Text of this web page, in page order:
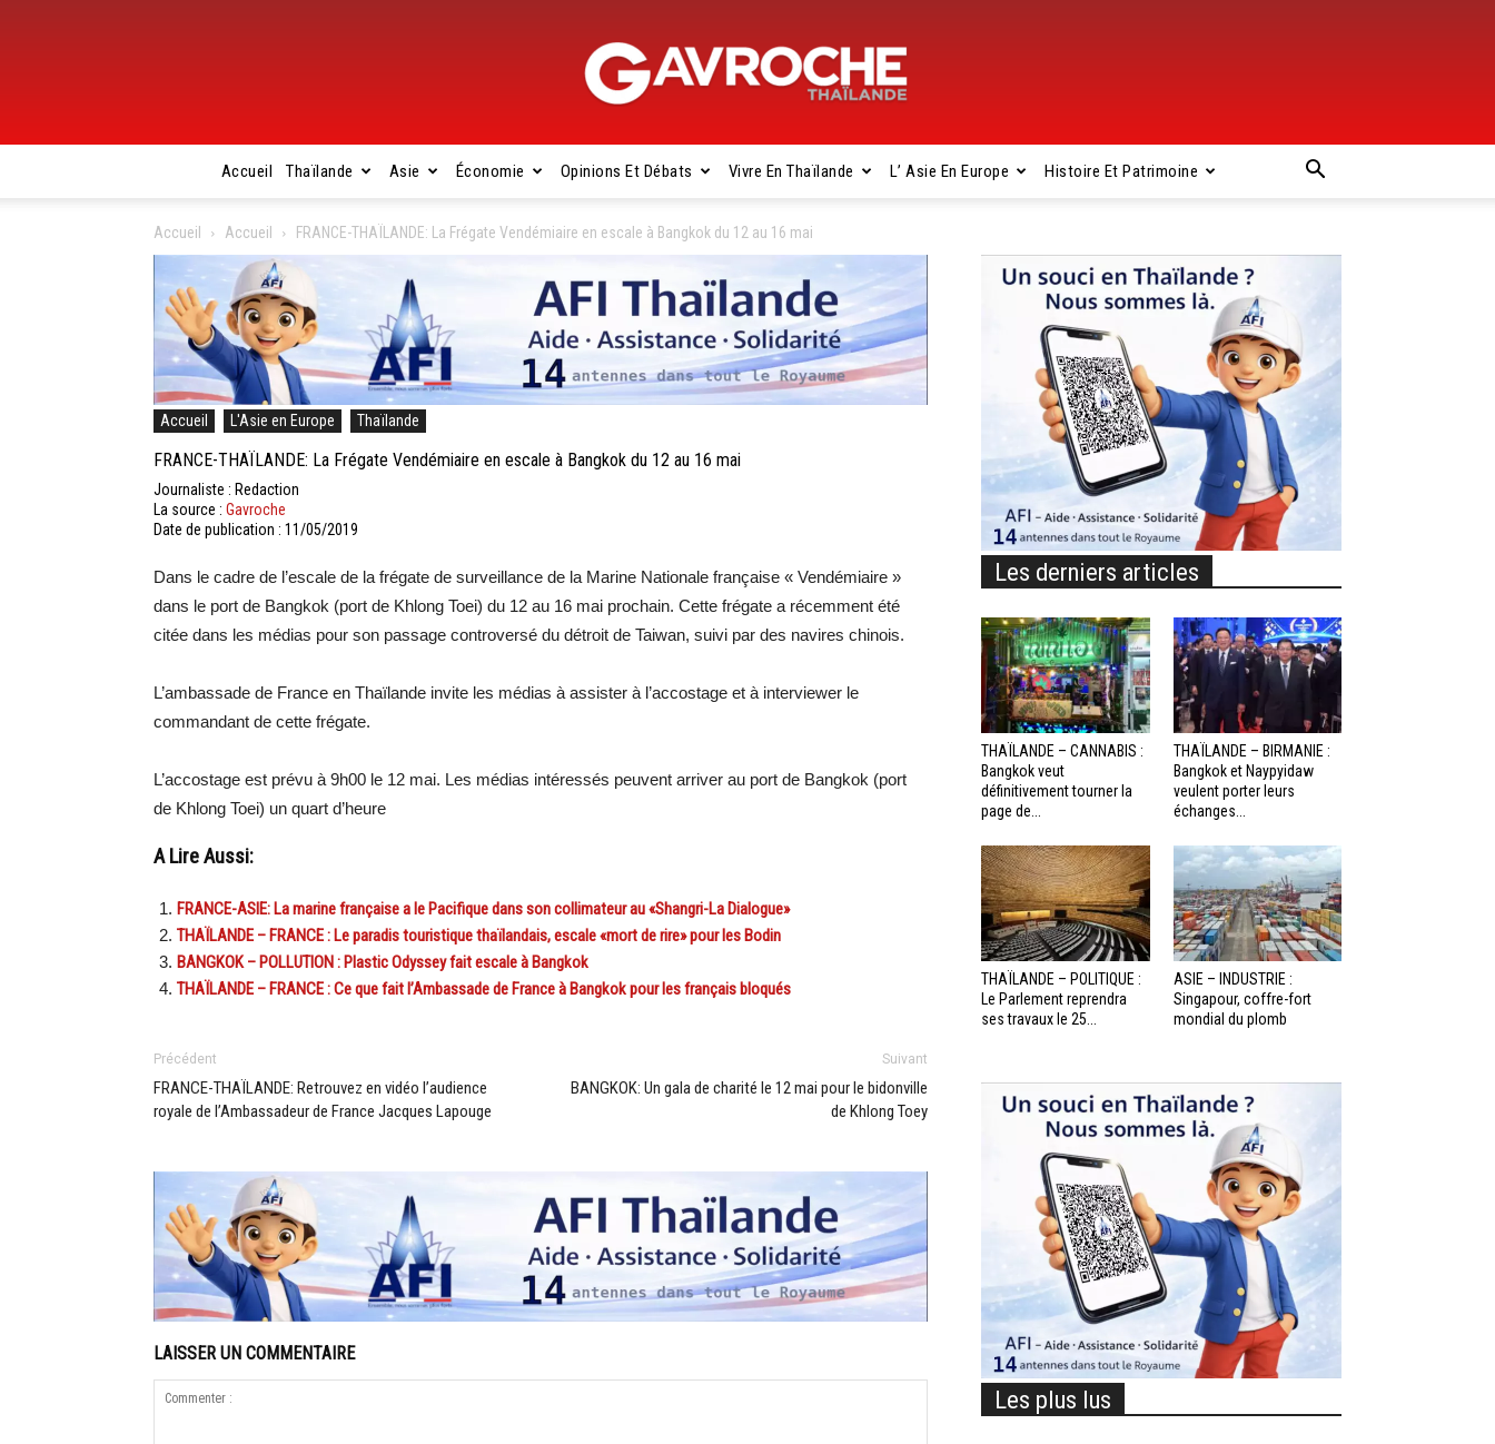
Gavroche
Thaïlande
Accueil Thaïlande Asie Économie Opinions Et Débats Vivre En Thaïlande L’ Asie En Europe Histoire Et Patrimoine
Accueil Accueil FRANCE-THAÏLANDE: La Frégate Vendémiaire en escale à Bangkok du 12 au 16 mai
Accueil L'Asie en Europe Thaïlande
FRANCE-THAÏLANDE: La Frégate Vendémiaire en escale à Bangkok du 12 au 16 mai
Journaliste : Redaction
La source : Gavroche
Date de publication : 11/05/2019
Dans le cadre de l’escale de la frégate de surveillance de la Marine Nationale française « Vendémiaire »
dans le port de Bangkok (port de Khlong Toei) du 12 au 16 mai prochain. Cette frégate a récemment été
citée dans les médias pour son passage controversé du détroit de Taiwan, suivi par des navires chinois.
L’ambassade de France en Thaïlande invite les médias à assister à l’accostage et à interviewer le
commandant de cette frégate.
L’accostage est prévu à 9h00 le 12 mai. Les médias intéressés peuvent arriver au port de Bangkok (port
de Khlong Toei) un quart d’heure
A Lire Aussi:
FRANCE-ASIE: La marine française a le Pacifique dans son collimateur au «Shangri-La Dialogue»
THAÏLANDE – FRANCE : Le paradis touristique thaïlandais, escale «mort de rire» pour les Bodin
BANGKOK – POLLUTION : Plastic Odyssey fait escale à Bangkok
THAÏLANDE – FRANCE : Ce que fait l’Ambassade de France à Bangkok pour les français bloqués
Précédent
FRANCE-THAÏLANDE: Retrouvez en vidéo l’audience
royale de l’Ambassadeur de France Jacques Lapouge
Suivant
BANGKOK: Un gala de charité le 12 mai pour le bidonville
de Khlong Toey
LAISSER UN COMMENTAIRE
Les derniers articles
THAÏLANDE – CANNABIS :
Bangkok veut
définitivement tourner la
page de...
THAÏLANDE – BIRMANIE :
Bangkok et Naypyidaw
veulent porter leurs
échanges...
THAÏLANDE – POLITIQUE :
Le Parlement reprendra
ses travaux le 25...
ASIE – INDUSTRIE :
Singapour, coffre-fort
mondial du plomb
Les plus lus